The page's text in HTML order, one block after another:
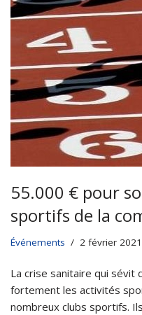
55.000 € pour
sportifs de la
Événements 2 février 2021
La crise sanitaire qui sévit
fortement les activités
nombreux clubs sportifs.